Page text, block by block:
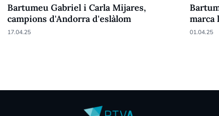
Bartumeu Gabriel i Carla Mijares,
campions d'Andorra d'eslàlom
17.04.25
marca
01.04.25